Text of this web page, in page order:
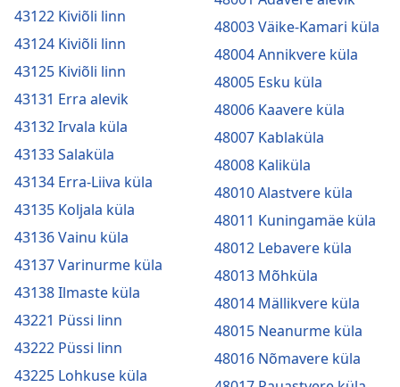
43122 Kiviõli linn
43124 Kiviõli linn
43125 Kiviõli linn
43131 Erra alevik
43132 Irvala küla
43133 Salaküla
43134 Erra-Liiva küla
43135 Koljala küla
43136 Vainu küla
43137 Varinurme küla
43138 Ilmaste küla
43221 Püssi linn
43222 Püssi linn
43225 Lohkuse küla
48003 Väike-Kamari küla
48004 Annikvere küla
48005 Esku küla
48006 Kaavere küla
48007 Kablaküla
48008 Kaliküla
48010 Alastvere küla
48011 Kuningamäe küla
48012 Lebavere küla
48013 Mõhküla
48014 Mällikvere küla
48015 Neanurme küla
48016 Nõmavere küla